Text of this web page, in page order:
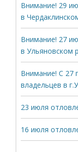
Внимание! 29
в
Внимание! 27
в Ульяновском
Внимание! С 27
владельцев в
23 июля
16 июля